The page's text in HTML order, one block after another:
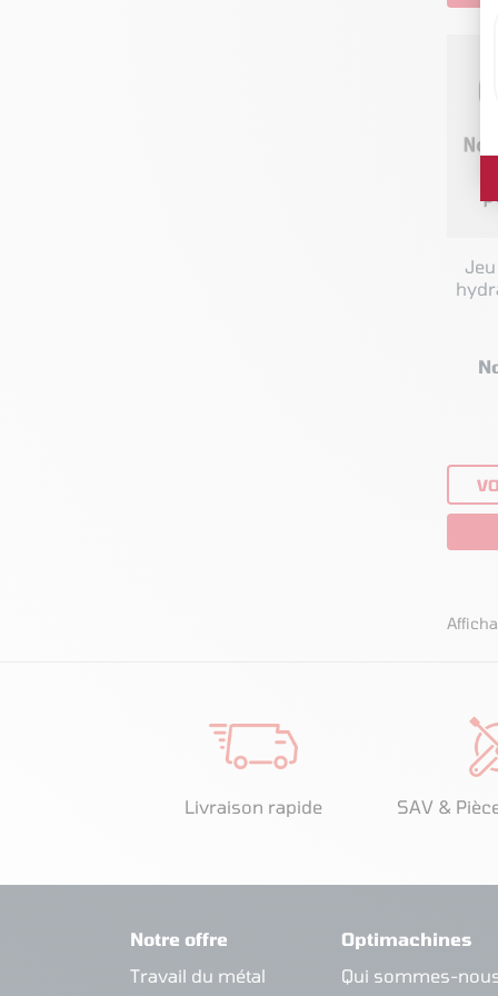
Livraison rapide SAV &
Notre offre
Travail du métal
Optimachines
Qui sommes-